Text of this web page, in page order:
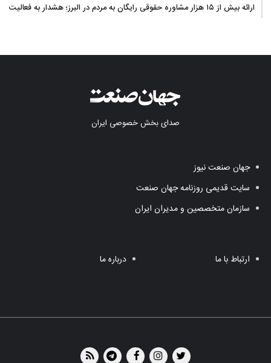
ارائه بیش از ۱۵ هزار مشاوره حقوقی رایگان به مردم در البرز؛ هشدار به فعالیت
صدای بخش خصوصی ایران
جهان صنعت نیوز
سایت قدیمی روزنامه جهان صنعت
سازمان متخصصین و مدیران ایران
ارتباط با ما درباره ما